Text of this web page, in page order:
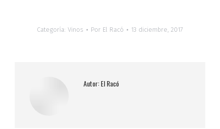
Categoría: Vinos Por El Racó 13 diciembre, 2017
Autor:El Racó